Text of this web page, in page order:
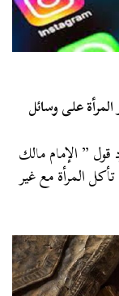
على وسائل
” الإمام مالك
المرأة مع غير